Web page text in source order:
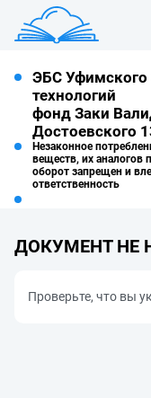
ЭБС Уфимского
технологий
фонд Заки
Достоевского
Незаконное
веществ, их аналогов
оборот запрещен и
ответственность
ДОКУМЕНТ НЕ
Проверьте, что вы